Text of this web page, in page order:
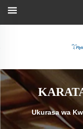
Ukurasa wa